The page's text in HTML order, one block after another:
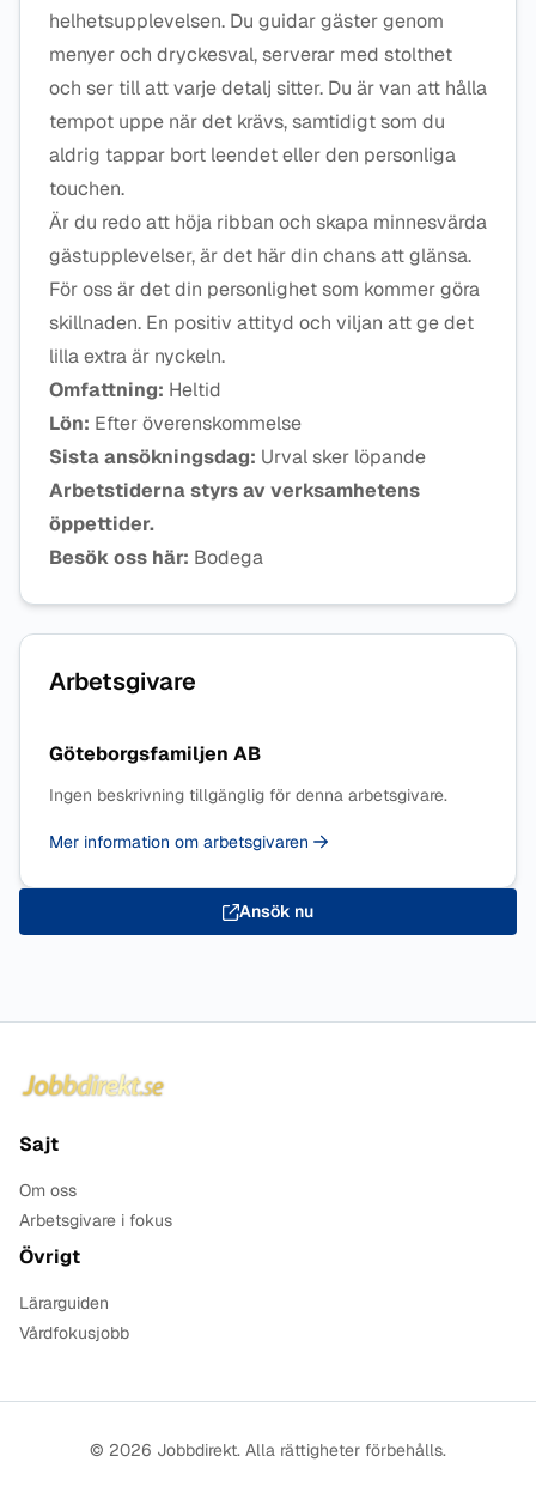
helhetsupplevelsen. Du guidar gäster genom
menyer och dryckesval, serverar med stolthet
och ser till att varje detalj sitter. Du är van att hålla
tempot uppe när det krävs, samtidigt som du
aldrig tappar bort leendet eller den personliga
touchen.
Är du redo att höja ribban och skapa minnesvärda
gästupplevelser, är det här din chans att glänsa.
För oss är det din personlighet som kommer göra
skillnaden. En positiv attityd och viljan att ge det
lilla extra är nyckeln.
Omfattning: Heltid
Lön: Efter överenskommelse
Sista ansökningsdag: Urval sker löpande
Arbetstiderna styrs av verksamhetens
öppettider.
Besök oss här: Bodega
Arbetsgivare
Göteborgsfamiljen AB
Ingen beskrivning tillgänglig för denna arbetsgivare.
Mer information om arbetsgivaren
Ansök nu
Sajt
Om oss
Arbetsgivare i fokus
Övrigt
Lärarguiden
Vårdfokusjobb
© 2026 Jobbdirekt. Alla rättigheter förbehålls.